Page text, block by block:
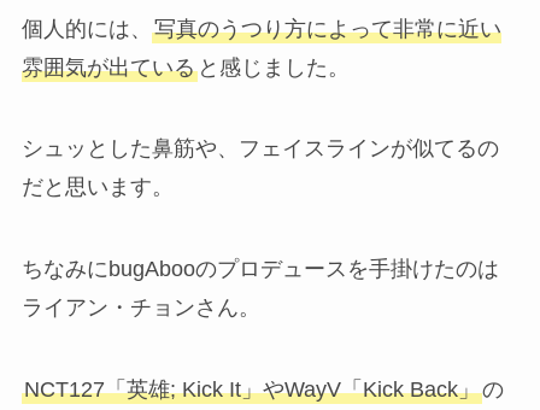
個人的には、 写真のうつり方によって非常に近い
雰囲気が出ていると感じました。
シュッとした鼻筋や、フェイスラインが似てるの
だと思います。
ちなみにbugAbooのプロデュースを手掛けたのは
ライアン・チョンさん。
NCT127「英雄; Kick It」やWayV「Kick Back」の